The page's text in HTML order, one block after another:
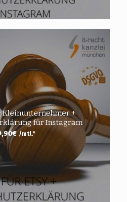
Kleinunternehmer +
für Instagram
€ /mtl.*